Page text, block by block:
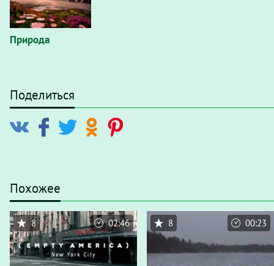
Природа
Поделиться
Похожее
8 02:46 8 00:23